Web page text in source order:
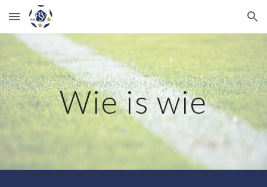
Skip to main content Skip to navigation
Wie is wie